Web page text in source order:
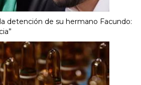
detención de su hermano Facundo: